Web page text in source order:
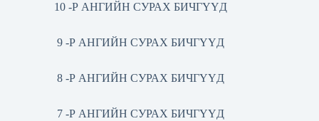
10 -Р АНГИЙН СУРАХ БИЧГҮҮД
9 -Р АНГИЙН СУРАХ БИЧГҮҮД
8 -Р АНГИЙН СУРАХ БИЧГҮҮД
7 -Р АНГИЙН СУРАХ БИЧГҮҮД